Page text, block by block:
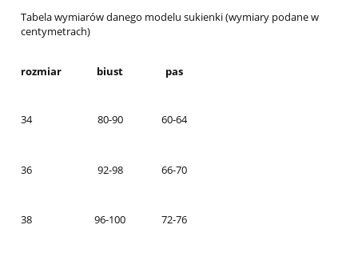
Tabela wymiarów danego modelu sukienki (wymiary podane w
centymetrach)
rozmiar biust pas
34 80-90 60-64
36 92-98 66-70
38 96-100 72-76